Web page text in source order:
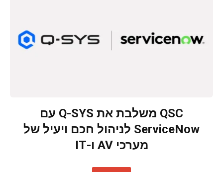
QSC משלבת את Q-SYS עם
ServiceNow לניהול חכם ויעיל של
מערכי AV ו-IT